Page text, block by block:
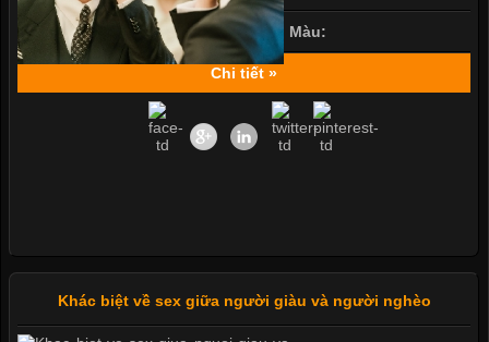
Màu:
Chi tiết »
Khác biệt về sex giữa người giàu và người nghèo